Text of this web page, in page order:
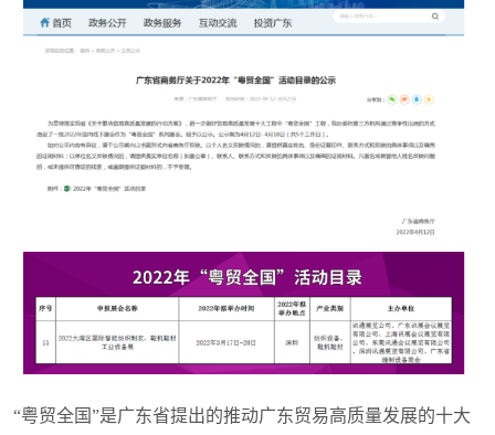
“粤贸全国”是广东省提出的推动广东贸易高质量发展的十大